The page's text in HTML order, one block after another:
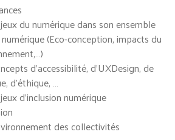
du numérique dans son ensemble
(Eco-conception, impacts du
d’accessibilité, d’UXDesign, de
d’éthique, …
d’inclusion numérique
des collectivités